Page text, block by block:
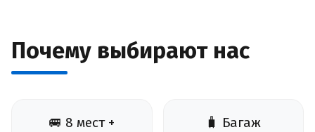
Почему выбирают нас
🚐 8 мест +
🧳 Багаж